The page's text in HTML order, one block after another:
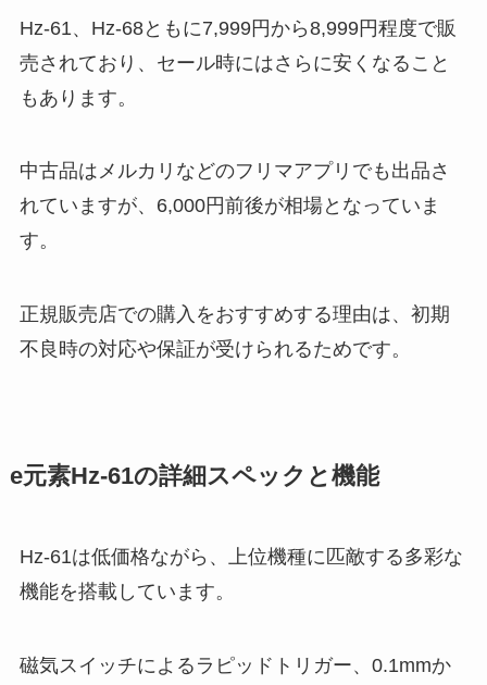
Hz-61、Hz-68ともに7,999円から8,999円程度で販
売されており、セール時にはさらに安くなること
もあります。
中古品はメルカリなどのフリマアプリでも出品さ
れていますが、6,000円前後が相場となっていま
す。
正規販売店での購入をおすすめする理由は、初期
不良時の対応や保証が受けられるためです。
e元素Hz-61の詳細スペックと機能
Hz-61は低価格ながら、上位機種に匹敵する多彩な
機能を搭載しています。
磁気スイッチによるラピッドトリガー、0.1mmか